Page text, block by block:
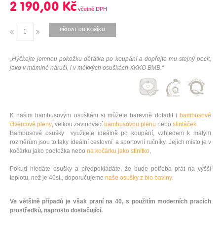
2 190,00 Kč
PŘIDAT DO KOŠÍKU
„Hýčkejte jemnou pokožku děťátka po koupání a dopřejte mu stejný pocit,
jako v mámině náručí, i v měkkých osuškách XKKO BMB.“
K našim bambusovým osuškám si můžete barevně doladit i bambusové
čtvercové pleny, velkou zavinovací bambusovou plenu nebo slintáček.
Bambusové osušky využijete ideálně po koupání, vzhledem k malým
rozměrům jsou to taky ideální cestovní a sportovní ručníky. Jejich místo je v
kočárku jako podložka nebo na kočárku jako stínítko,
Pokud hledáte osušky a předpokládáte, že bude potřeba prát na vyšší
teplotu, než je 40st., doporučujeme naše osušky z bio bavlny.
Ve většině případů je však praní na 40, s použitím moderních pracích
prostředků, naprosto dostačující.